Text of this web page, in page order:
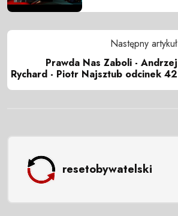
Następny artykuł
Prawda Nas Zaboli - Andrzej
Rychard - Piotr Najsztub odcinek 42
resetobywatelski